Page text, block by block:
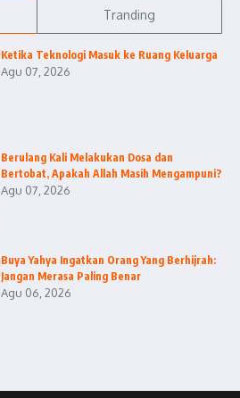
Tranding
Ketika Teknologi Masuk ke Ruang Keluarga
Agu 07, 2026
Berulang Kali Melakukan Dosa dan
Bertobat, Apakah Allah Masih Mengampuni?
Agu 07, 2026
Buya Yahya Ingatkan Orang Yang Berhijrah:
Jangan Merasa Paling Benar
Agu 06, 2026